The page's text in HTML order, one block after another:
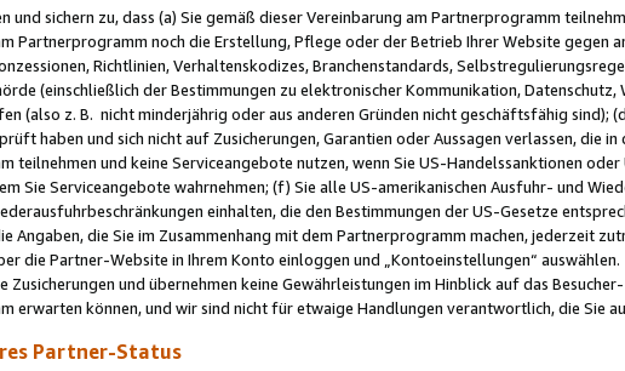
und sichern zu, dass (a) Sie gemäß dieser Vereinbarung am Partnerprogramm
Partnerprogramm noch die Erstellung, Pflege oder der Betrieb Ihrer Website gegen
Richtlinien, Verhaltenskodizes, Branchenstandards,
(einschließlich der Bestimmungen zu elektronischer Kommunikation,
(also z. B. nicht minderjährig oder aus anderen Gründen nicht geschäftsfähig sind);
haben und sich nicht auf Zusicherungen, Garantien oder Aussagen verlassen, die
teilnehmen und keine Serviceangebote nutzen, wenn Sie US-Handelssanktionen
Sie Serviceangebote wahrnehmen; (f) Sie alle US-amerikanischen Ausfuhr- und
einhalten, die den Bestimmungen der US-Gesetze
Angaben, die Sie im Zusammenhang mit dem Partnerprogramm machen, jederzeit
die Partner-Website in Ihrem Konto einloggen und „Kontoeinstellungen“ auswählen.
Zusicherungen und übernehmen keine Gewährleistungen im Hinblick auf das
erwarten können, und wir sind nicht für etwaige Handlungen verantwortlich, die Sie
Partner-Status